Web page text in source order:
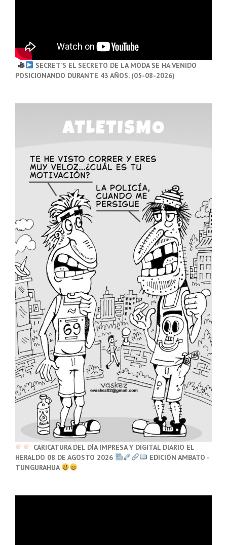
SECRET’S EL SECRETO DE LA MODA SE HA VENIDO
POSICIONANDO DURANTE 43 AÑOS. (05-08-2026)
CARICATURA DEL DÍA IMPRESA Y DIGITAL DIARIO EL
HERALDO 08 DE AGOSTO 2026
EDICIÓN AMBATO -
TUNGURAHUA